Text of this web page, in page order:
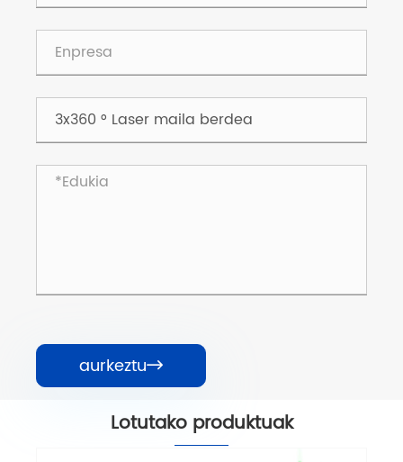
aurkeztu
Lotutako produktuak